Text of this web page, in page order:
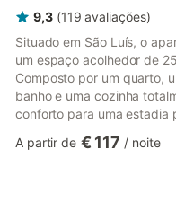
9,3 (119 avaliações)
Situado em São Luís, o
um espaço acolhedor de
Composto por um quarto,
banho e uma cozinha
conforto para uma estadia
condicionado, Wi-Fi,
A partir de € 117 / noite